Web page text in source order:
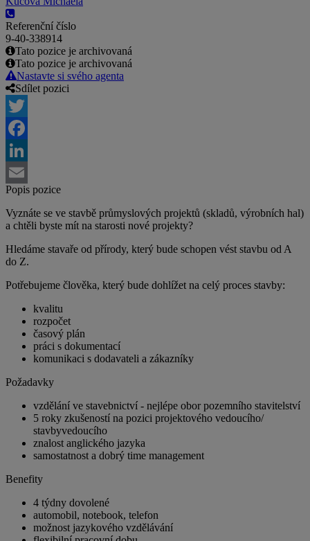
Referenční číslo
9-40-338914
Tato pozice je archivovaná
Tato pozice je archivovaná
Nastavte si svého agenta
Sdílet pozici
Twitter
Facebook
LinkedIn
Email
Popis pozice
Vyznáte se ve stavbě průmyslových projektů (skladů, výrobních hal)
a chtěli byste mít na starosti nové projekty?
Hledáme stavaře od přírody, který bude schopen vést stavbu od A
do Z.
Potřebujeme člověka, který bude dohlížet na celý proces stavby:
kvalitu
rozpočet
časový plán
práci s dokumentací
komunikaci s dodavateli a zákazníky
Požadavky
vzdělání ve stavebnictví - nejlépe obor pozemního stavitelství
5 roky zkušeností na pozici projektového vedoucího/
stavbyvedoucího
znalost anglického jazyka
samostatnost a dobrý time management
Benefity
4 týdny dovolené
automobil, notebook, telefon
možnost jazykového vzdělávání